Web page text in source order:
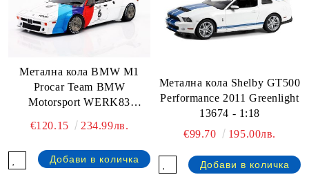
Метална кола BMW M1
Procar Team BMW
Motorsport WERK83
€120.15 234.99лв.
Метална кола Shelby GT500
Performance 2011 Greenlight
13674 - 1:18
€99.70
195.00лв.